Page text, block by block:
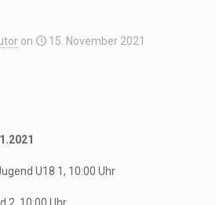
on 15. November 2021
U18 1, 10:00 Uhr